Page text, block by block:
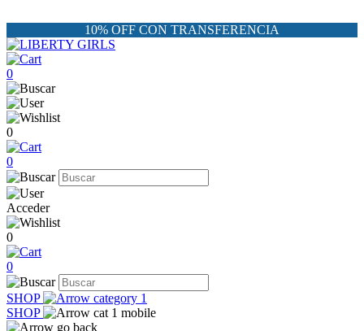
10% OFF CON TRANSFERENCIA
0
0
0
Acceder
0
0
SHOP
SHOP